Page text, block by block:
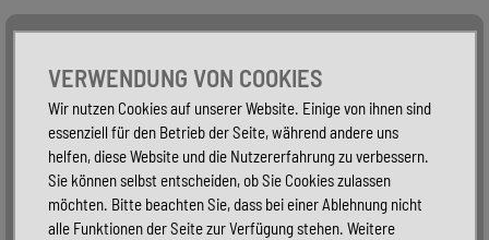
Alle Fahrzeuge
VERWENDUNG VON COOKIES
Wir nutzen Cookies auf unserer Website. Einige von ihnen sind
essenziell für den Betrieb der Seite, während andere uns
helfen, diese Website und die Nutzererfahrung zu verbessern.
Sie können selbst entscheiden, ob Sie Cookies zulassen
möchten. Bitte beachten Sie, dass bei einer Ablehnung nicht
alle Funktionen der Seite zur Verfügung stehen. Weitere